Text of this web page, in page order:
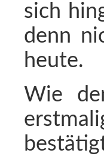
sich
denn
heute.
Wie